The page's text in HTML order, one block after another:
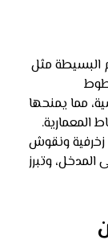
البسيطة مثل
مما يمنحها
المعمارية.
زخرفية ونقوش
المدخل، وتبرز